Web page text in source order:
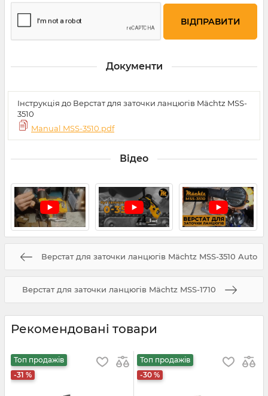
Документи
Інструкція до Верстат для заточки ланцюгів Mächtz MSS-
3510
Manual MSS-3510.pdf
Відео
Верстат для заточки ланцюгів Mächtz MSS-3510 Auto
Верстат для заточки ланцюгів Mächtz MSS-1710
Рекомендовані товари
Топ продажів
-31 %
Топ продажів
-30 %